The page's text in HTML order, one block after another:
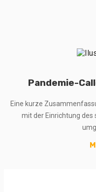
Pandemie-
Eine kurze
mit der Einrichtung